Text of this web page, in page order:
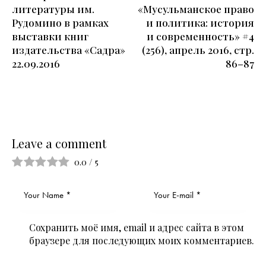
литературы им.
Рудомино в рамках
выставки книг
издательства «Садра»
22.09.2016
«Мусульманское право
и политика: история
и современность» #4
(256), апрель 2016, стр.
86–87
Leave a comment
0.0 / 5
Сохранить моё имя, email и адрес сайта в этом
браузере для последующих моих комментариев.